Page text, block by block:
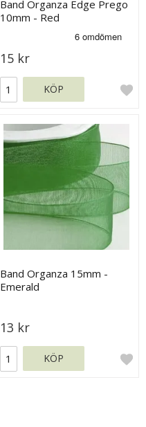
Band Organza Edge Prego
10mm - Red
15 kr
KÖP
Band Organza 15mm -
Emerald
13 kr
KÖP